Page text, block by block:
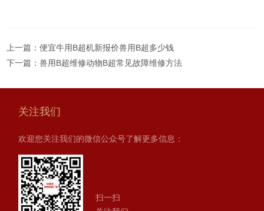
上一篇：便宜牛用B超机新报价兽用B超多少钱
下一篇：兽用B超维修动物B超常见故障维修方法
关注我们
欢迎您关注我们的微信公众号了解更多信息：
扫一扫